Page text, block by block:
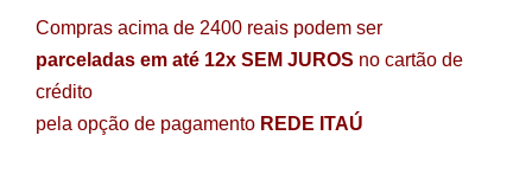
Compras acima de 2400 reais podem ser
parceladas em até 12x SEM JUROS no cartão de
crédito
pela opção de pagamento REDE ITAÚ